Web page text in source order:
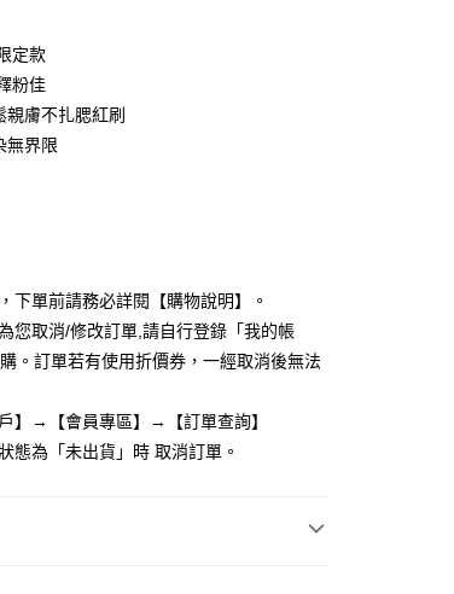
】
商品之後才付款」的支付方式。 讓您購物簡單
不需綁卡、不需儲值。
簡訊認證，即可結帳。
務後，再付款。
流程】
先享後付」後，將跳轉至「AFTEE先享後
證並確認金額後，即可完成結帳。
收到繳費通知簡訊。
天內，點擊此簡訊中的連結，可透過四大超商
家同意取消之訂單仍視為有效，需透過AFTEE
消欲退款等相關疑問，請聯繫「AFTEE先享後
含以上)免運費
含以上)免運費
含以上)免運費
定款
粉佳
膚不扎腮紅刷
無界限
下單前請務必詳閱【購物說明】。
您取消/修改訂單,請自行登錄「我的帳
。訂單若有使用折價券，一經取消後無法
】→【會員專區】→【訂單查詢】
態為「未出貨」時 取消訂單。